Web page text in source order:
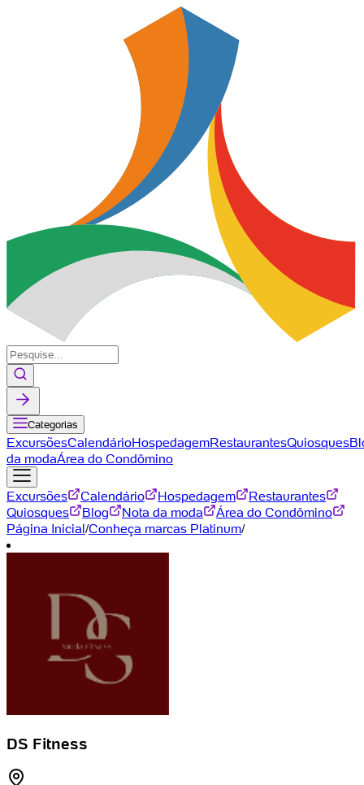
Categorias
ExcursõesCalendárioHospedagemRestaurantesQuiosques
da modaÁrea do Condômino
Excursões Calendário Hospedagem
Restaurantes
Quiosques
Blog Nota da moda
Área do Condômino
Página Inicial/Conheça marcas Platinum/
DS Fitness